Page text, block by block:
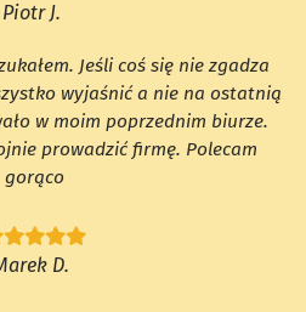
Piotr J.
Jeśli coś się nie zgadza
wyjaśnić a nie na ostatnią
w moim poprzednim biurze.
prowadzić firmę. Polecam
gorąco
D.